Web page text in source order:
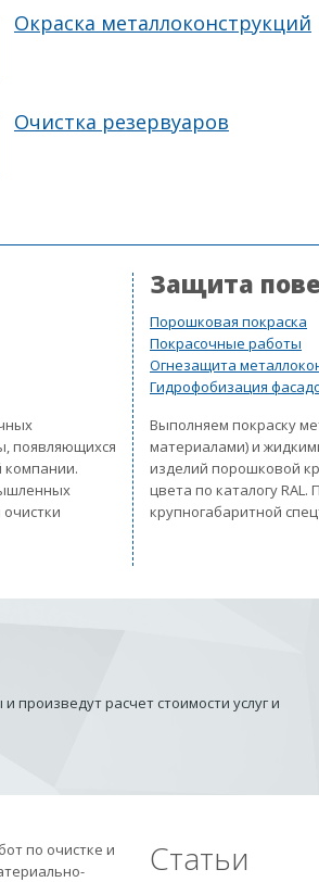
Окраска металлоконструкций
Очистка резервуаров
появляющихся
компании.
Защита
Порошковая покраска
Покрасочные работы
Огнезащита
Гидрофобизация
Выполняем покраску
материалами) и
изделий порошковой
цвета по каталогу
крупногабаритной
расчет стоимости услуг и
по очистке и
Статьи